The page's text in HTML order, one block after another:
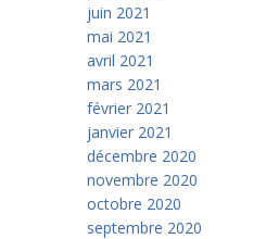
juin 2021
mai 2021
avril 2021
mars 2021
février 2021
janvier 2021
décembre 2020
novembre 2020
octobre 2020
septembre 2020